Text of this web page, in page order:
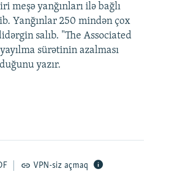
meşə yanğınları ilə bağlı
Yanğınlar 250 mindən çox
salıb. "The Associated
sürətinin azalması
yazır.
VPN-siz açmaq